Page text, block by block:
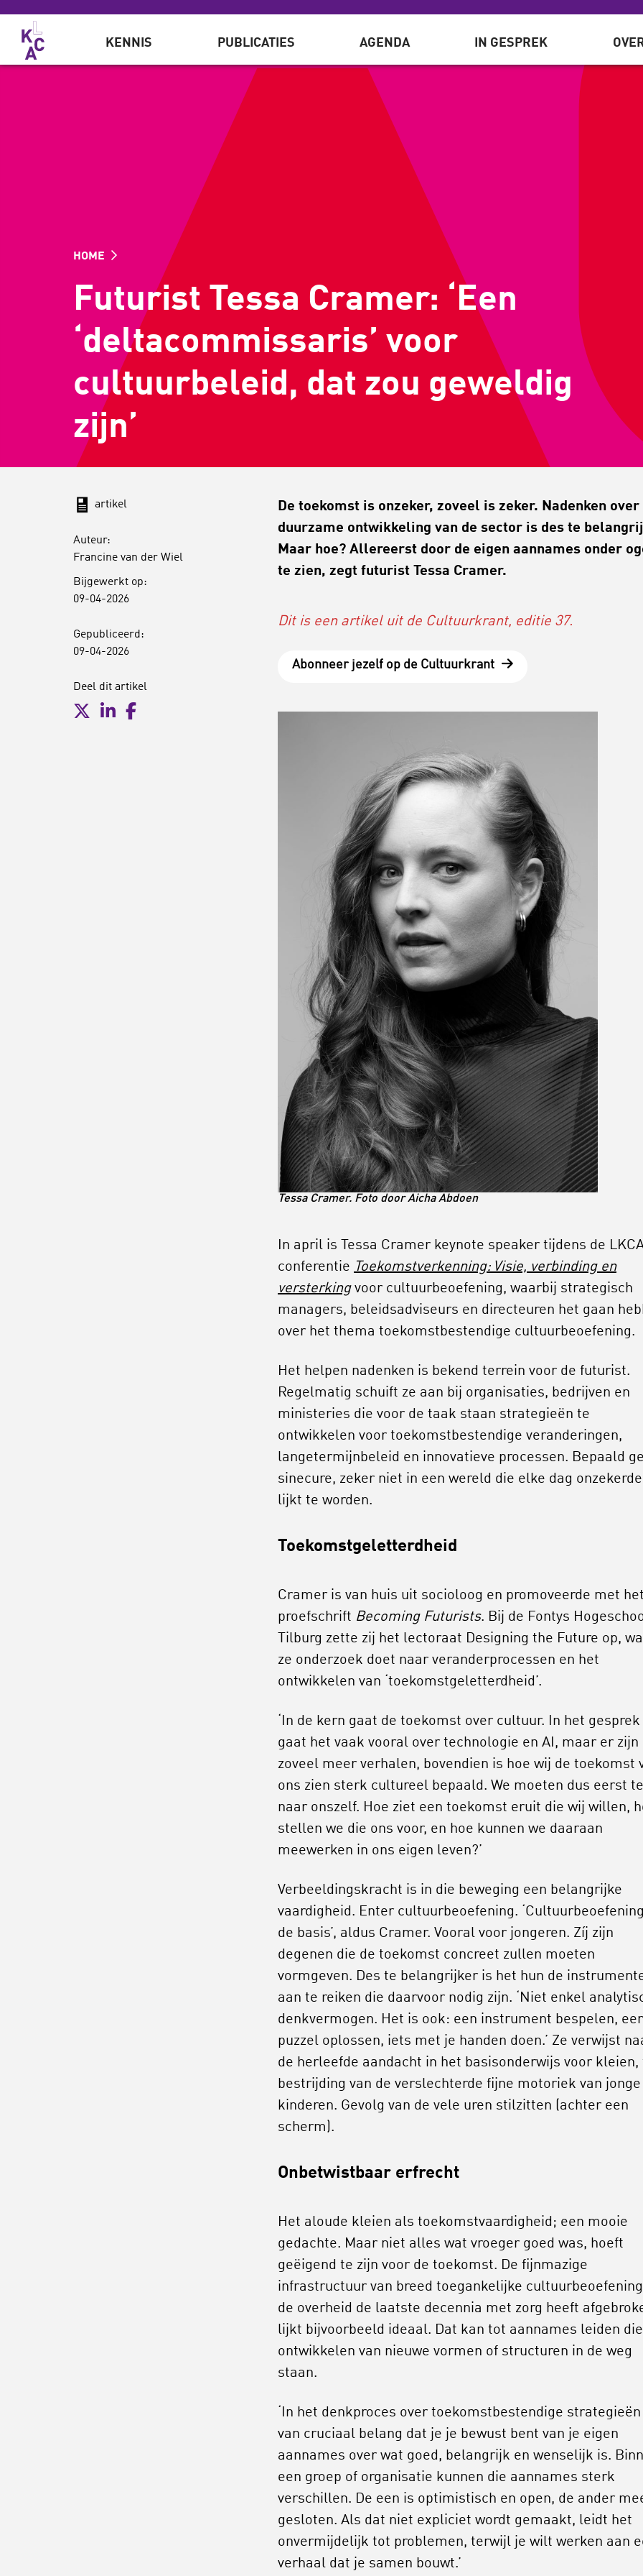
Overslaan en naar de inhoud gaan
KENNIS PUBLICATIES AGENDA IN GESPREK
HOME
Futurist Tessa Cramer: ‘Een
‘deltacommissaris’ voor
cultuurbeleid, dat zou geweldig
zijn’
artikel
Auteur:
Francine van der Wiel
Bijgewerkt op:
09-04-2026
Gepubliceerd:
09-04-2026
Deel dit artikel
De toekomst is onzeker, zoveel is zeker. Nadenken over
duurzame ontwikkeling van de sector is des te
Maar hoe? Allereerst door de eigen aannames onder
te zien, zegt futurist Tessa Cramer.
Dit is een artikel uit de Cultuurkrant, editie 37.
Abonneer jezelf op de Cultuurkrant
Tessa Cramer. Foto door Aicha Abdoen
In april is Tessa Cramer keynote speaker tijdens de
conferentie Toekomstverkenning: Visie, verbinding en
versterkingvoor cultuurbeoefening, waarbij strategisch
managers, beleidsadviseurs en directeuren het gaan
over het thema toekomstbestendige cultuurbeoefening.
Het helpen nadenken is bekend terrein voor de futurist.
Regelmatig schuift ze aan bij organisaties, bedrijven en
ministeries die voor de taak staan strategieën te
ontwikkelen voor toekomstbestendige veranderingen,
langetermijnbeleid en innovatieve processen. Bepaald
sinecure, zeker niet in een wereld die elke dag
lijkt te worden.
Toekomstgeletterdheid
Cramer is van huis uit socioloog en promoveerde met
proefschrift Becoming Futurists. Bij de Fontys
Tilburg zette zij het lectoraat Designing the Future op,
ze onderzoek doet naar veranderprocessen en het
ontwikkelen van ‘toekomstgeletterdheid’.
‘In de kern gaat de toekomst over cultuur. In het gesprek
gaat het vaak vooral over technologie en AI, maar er zijn
zoveel meer verhalen, bovendien is hoe wij de toekomst
ons zien sterk cultureel bepaald. We moeten dus eerst
naar onszelf. Hoe ziet een toekomst eruit die wij willen,
stellen we die ons voor, en hoe kunnen we daaraan
meewerken in ons eigen leven?’
Verbeeldingskracht is in die beweging een belangrijke
vaardigheid. Enter cultuurbeoefening.
de basis’, aldus Cramer. Vooral voor jongeren. Zíj zijn
degenen die de toekomst concreet zullen moeten
vormgeven. Des te belangrijker is het hun de
aan te reiken die daarvoor nodig zijn. ‘Niet enkel
denkvermogen. Het is ook: een instrument bespelen,
puzzel oplossen, iets met je handen doen.’ Ze verwijst
de herleefde aandacht in het basisonderwijs voor kleien,
bestrijding van de verslechterde fijne motoriek van jonge
kinderen. Gevolg van de vele uren stilzitten (achter een
scherm).
Onbetwistbaar erfrecht
Het aloude kleien als toekomstvaardigheid; een mooie
gedachte. Maar niet alles wat vroeger goed was, hoeft
geëigend te zijn voor de toekomst. De fijnmazige
infrastructuur van breed toegankelijke
de overheid de laatste decennia met zorg heeft
lijkt bijvoorbeeld ideaal. Dat kan tot aannames leiden
ontwikkelen van nieuwe vormen of structuren in de weg
staan.
‘In het denkproces over toekomstbestendige
van cruciaal belang dat je je bewust bent van je eigen
aannames over wat goed, belangrijk en wenselijk is.
een groep of organisatie kunnen die aannames sterk
verschillen. De een is optimistisch en open, de ander
gesloten. Als dat niet expliciet wordt gemaakt, leidt het
onvermijdelijk tot problemen, terwijl je wilt werken aan
verhaal dat je samen bouwt.’